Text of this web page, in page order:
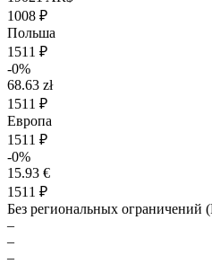
1008 ₽
Польша
1511 ₽
-0%
68.63 zł
1511 ₽
Европа
1511 ₽
-0%
15.93 €
1511 ₽
Без региональных ограничений
–
–
–